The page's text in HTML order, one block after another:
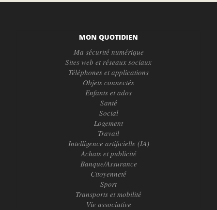
MON QUOTIDIEN
Ma sécurité numérique
Sites web et réseaux sociaux
Téléphones et applications
Objets connectés
Enfants et ados
Santé
Social
Logement
Travail
Intelligence artificielle (IA)
Achats et publicité
Banque/Assurance
Citoyenneté
Sport
Transports et mobilité
Vie associative